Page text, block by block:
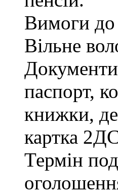
Вимоги до
Вільне
паспорт,
книжки,
картка
Термін